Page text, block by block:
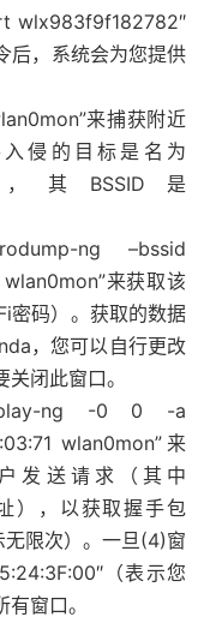
wlx983f9f182782″
后，系统会为您提供
来捕获附近
侵的目标是名为
其BSSID是
ng –bssid
来获取该
密码）。获取的数据
，您可以自行更改
闭此窗口。
ng -0 0 -a
wlan0mon”来
发送请求（其中
），以获取握手包
无限次）。一旦(4)窗
（表示您
窗口。